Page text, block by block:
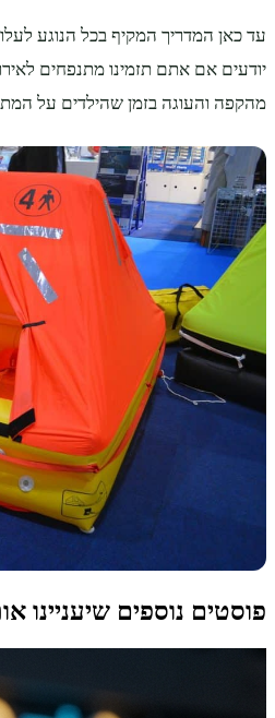
עד כאן המדריך המקיף בכל הנוגע
יודעים אם אתם תזמינו מתנפחים
מהקפה והעוגה בזמן שהילדים על
פוסטים נוספים שיעניינו